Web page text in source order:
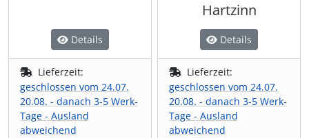
Details
Lieferzeit:
geschlossen vom 24.07.
20.08. - danach 3-5 Werk-
Tage - Ausland
abweichend
Hartzinn
Details
Lieferzeit:
geschlossen vom 24.07.
20.08. - danach 3-5 Werk-
Tage - Ausland
abweichend